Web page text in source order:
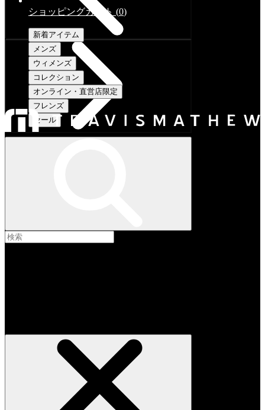
ショッピングカート (0)
新着アイテム
メンズ
ウィメンズ
コレクション
オンライン・直営店限定
フレンズ
セール